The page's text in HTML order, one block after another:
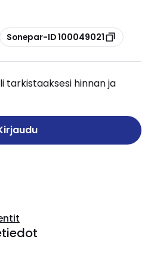
Kopioi
Sonepar-ID 100049021
tarkistaaksesi hinnan ja